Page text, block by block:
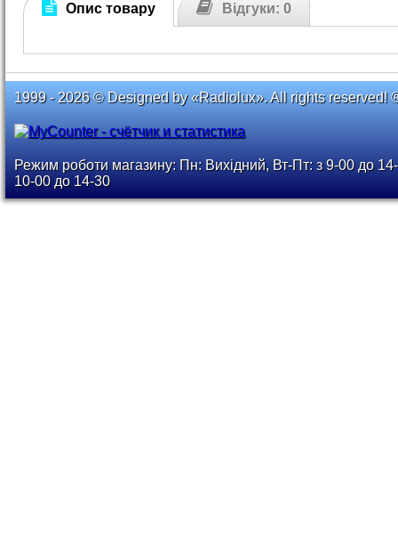
Опис товару Відгуки: 0
1999 - 2026 © Designed by «Radiolux». All rights reserved!
Режим роботи магазину: Пн: Вихідний, Вт-Пт: з 9-00 до
10-00 до 14-30